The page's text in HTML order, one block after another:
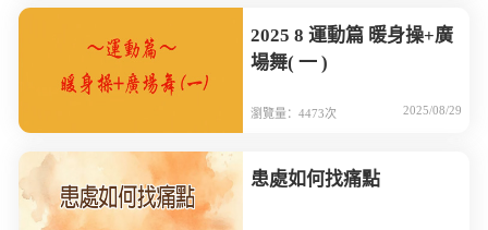
2025 8 運動篇 暖身操+廣
場舞( 一 )
瀏覽量：4473次 2025/08/29
患處如何找痛點